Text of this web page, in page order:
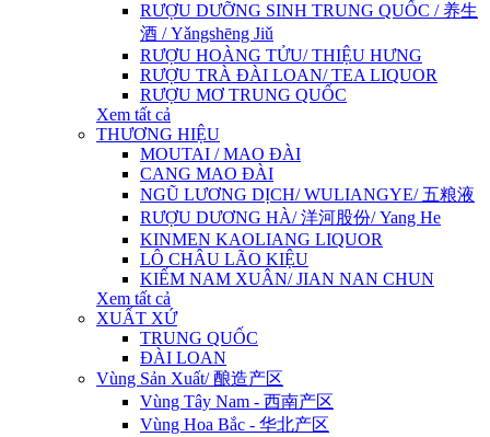
RƯỢU DƯỠNG SINH TRUNG QUỐC / 养生
酒 / Yǎngshēng Jiǔ
RƯỢU HOÀNG TỬU/ THIỆU HƯNG
RƯỢU TRÀ ĐÀI LOAN/ TEA LIQUOR
RƯỢU MƠ TRUNG QUỐC
Xem tất cả
THƯƠNG HIỆU
MOUTAI / MAO ĐÀI
CANG MAO ĐÀI
NGŨ LƯƠNG DỊCH/ WULIANGYE/ 五粮液
RƯỢU DƯƠNG HÀ/ 洋河股份/ Yang He
KINMEN KAOLIANG LIQUOR
LÔ CHÂU LÃO KIỆU
KIẾM NAM XUÂN/ JIAN NAN CHUN
Xem tất cả
XUẤT XỨ
TRUNG QUỐC
ĐÀI LOAN
Vùng Sản Xuất/ 酿造产区
Vùng Tây Nam - 西南产区
Vùng Hoa Bắc - 华北产区